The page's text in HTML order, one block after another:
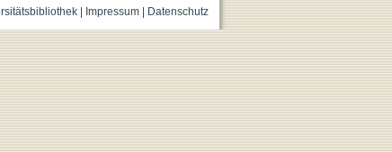
| Impressum| Datenschutz